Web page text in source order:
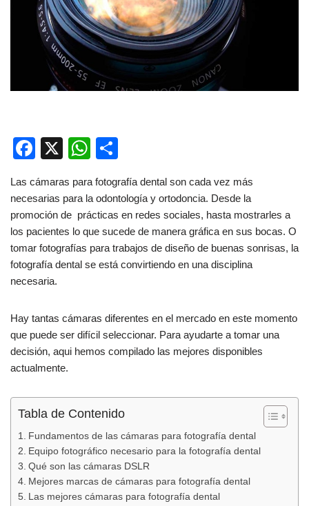
F
c
e
b
o
o
X
W
at
s
A
p
m
p
ar
tir
Las cámaras para fotografía dental son cada vez más
necesarias para la odontología y ortodoncia. Desde la
promoción de prácticas en redes sociales, hasta mostrarles a
los pacientes lo que sucede de manera gráfica en sus bocas. O
tomar fotografías para trabajos de diseño de buenas sonrisas, la
fotografía dental se está convirtiendo en una disciplina
necesaria.
Hay tantas cámaras diferentes en el mercado en este momento
que puede ser difícil seleccionar. Para ayudarte a tomar una
decisión, aqui hemos compilado las mejores disponibles
actualmente.
Tabla de Contenido
Fundamentos de las cámaras para fotografía dental
Equipo fotográfico necesario para la fotografía dental
Qué son las cámaras DSLR
Mejores marcas de cámaras para fotografía dental
Las mejores cámaras para fotografía dental